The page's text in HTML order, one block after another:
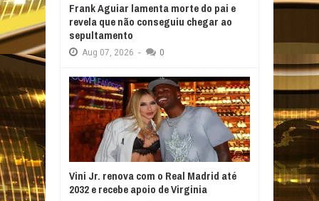
Frank Aguiar lamenta morte do pai e
revela que não conseguiu chegar ao
sepultamento
Aug 07, 2026 - 0
Vini Jr. renova com o Real Madrid até
2032 e recebe apoio de Virginia